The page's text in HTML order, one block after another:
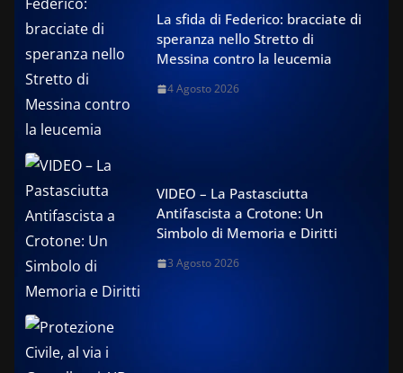
La sfida di Federico: bracciate di
speranza nello Stretto di
Messina contro la leucemia
4 Agosto 2026
VIDEO – La Pastasciutta
Antifascista a Crotone: Un
Simbolo di Memoria e Diritti
3 Agosto 2026